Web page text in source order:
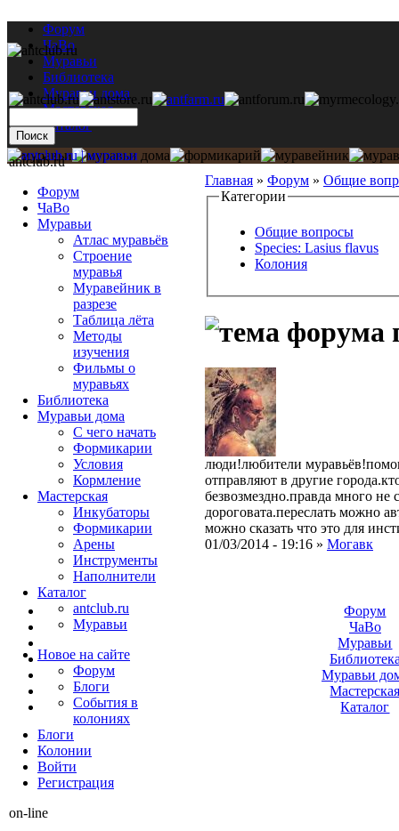
Форум
ЧаВо
Муравьи
Библиотека
Муравьи дома
Мастерская
Каталог
Главная » Форум » Общие
Категории
Общие вопросы
Species: Lasius flavus
Колония
люди!любители
отправляют в другие
безвозмездно.правда много не
дороговата.переслать можно
можно сказать что это для
01/03/2014 - 19:16 » Могавк
antclub.ru
Форум
ЧаВо
Муравьи
Атлас муравьёв
Строение
муравья
Муравейник в
разрезе
Таблица лёта
Методы
изучения
Фильмы о
муравьях
Библиотека
Муравьи дома
С чего начать
Формикарии
Условия
Кормление
Мастерская
Инкубаторы
Формикарии
Арены
Инструменты
Наполнители
Каталог
antclub.ru
Муравьи
Новое на сайте
Форум
Блоги
События в
колониях
Блоги
Колонии
Войти
Peгиcтpaция
on-line
Форум
ЧаВо
Муравьи
Муравьи
Каталог